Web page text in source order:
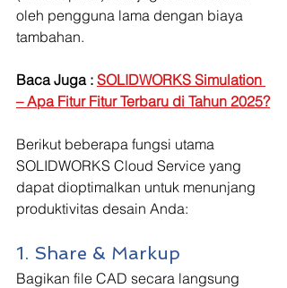
oleh pengguna lama dengan biaya
tambahan.
Baca Juga : SOLIDWORKS Simulation
– Apa Fitur Fitur Terbaru di Tahun 2025?
Berikut beberapa fungsi utama
SOLIDWORKS Cloud Service yang
dapat dioptimalkan untuk menunjang
produktivitas desain Anda:
1. Share & Markup
Bagikan file CAD secara langsung